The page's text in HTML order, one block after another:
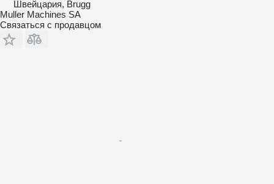
Швейцария, Brugg
Muller Machines SA
Связаться с продавцом